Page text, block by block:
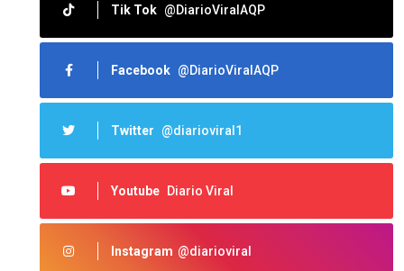
Tik Tok @DiarioViralAQP
Facebook @DiarioViralAQP
Twitter @diarioviral1
Youtube Diario Viral
Instagram @diarioviral